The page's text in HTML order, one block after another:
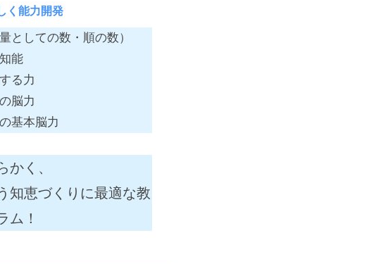
く能力開発
としての数・順の数）
能
る力
脳力
基本脳力
かく、
知恵づくりに最適な教
ム！